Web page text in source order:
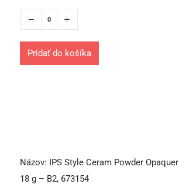
Pridať do košíka
Názov: IPS Style Ceram Powder Opaquer
18 g – B2, 673154